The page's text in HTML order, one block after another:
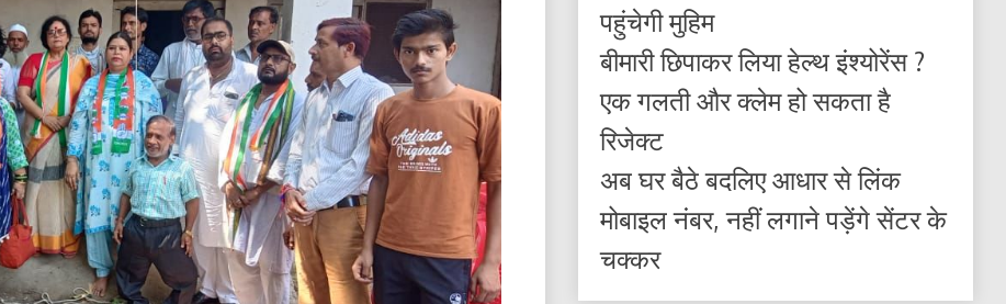
पहुंचेगी मुहिम
बीमारी छिपाकर लिया हेल्थ इंश्योरेंस ?
एक गलती और क्लेम हो सकता है
रिजेक्ट
अब घर बैठे बदलिए आधार से लिंक
मोबाइल नंबर, नहीं लगाने पड़ेंगे सेंटर के
चक्कर